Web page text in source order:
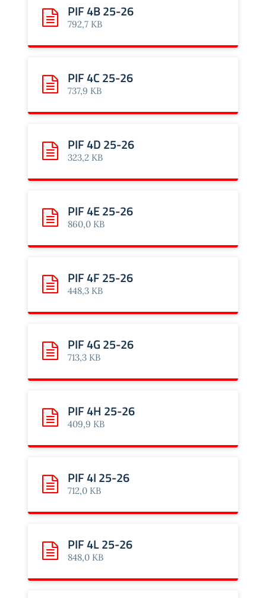
Scarica: PIF 4B 25-26
PIF 4B 25-26
792,7 KB
Scarica: PIF 4C 25-26
PIF 4C 25-26
737,9 KB
Scarica: PIF 4D 25-26
PIF 4D 25-26
323,2 KB
Scarica: PIF 4E 25-26
PIF 4E 25-26
860,0 KB
Scarica: PIF 4F 25-26
PIF 4F 25-26
448,3 KB
Scarica: PIF 4G 25-26
PIF 4G 25-26
713,3 KB
Scarica: PIF 4H 25-26
PIF 4H 25-26
409,9 KB
Scarica: PIF 4I 25-26
PIF 4I 25-26
712,0 KB
Scarica: PIF 4L 25-26
PIF 4L 25-26
848,0 KB